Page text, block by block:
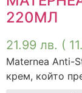
220МЛ
21.99 лв. (
Maternea Anti-
крем, който